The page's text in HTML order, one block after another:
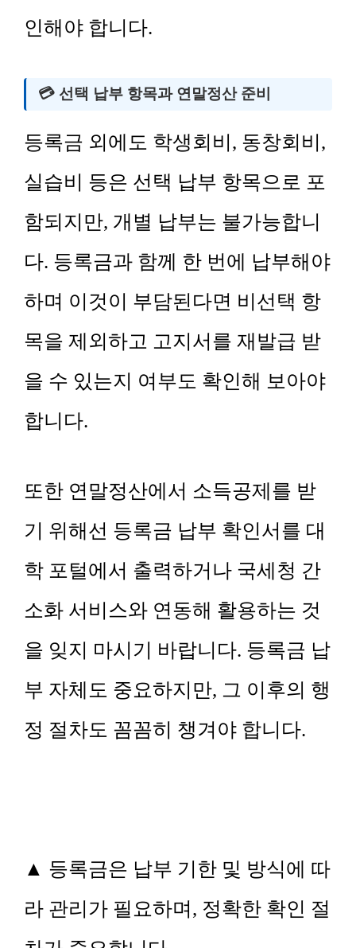
인해야 합니다.
💳 선택 납부 항목과 연말정산 준비
등록금 외에도 학생회비, 동창회비,
실습비 등은 선택 납부 항목으로 포
함되지만, 개별 납부는 불가능합니
다. 등록금과 함께 한 번에 납부해야
하며 이것이 부담된다면 비선택 항
목을 제외하고 고지서를 재발급 받
을 수 있는지 여부도 확인해 보아야
합니다.
또한 연말정산에서 소득공제를 받
기 위해선 등록금 납부 확인서를 대
학 포털에서 출력하거나 국세청 간
소화 서비스와 연동해 활용하는 것
을 잊지 마시기 바랍니다. 등록금 납
부 자체도 중요하지만, 그 이후의 행
정 절차도 꼼꼼히 챙겨야 합니다.
▲ 등록금은 납부 기한 및 방식에 따
라 관리가 필요하며, 정확한 확인 절